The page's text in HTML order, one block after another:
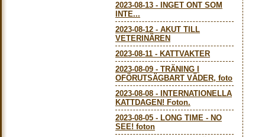
2023-08-13 -
INGET ONT SOM
INTE...
2023-08-12 - AKUT TILL
VETERINÄREN
2023-08-11 - KATTVAKTER
2023-08-09 - TRÄNING I
OFÖRUTSÄGBART VÄDER, foto
2023-08-08 -
INTERNATIONELLA
KATTDAGEN! Foton.
2023-08-05 - LONG TIME - NO
SEE! foton